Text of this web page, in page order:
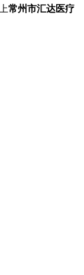
常州市汇达医疗